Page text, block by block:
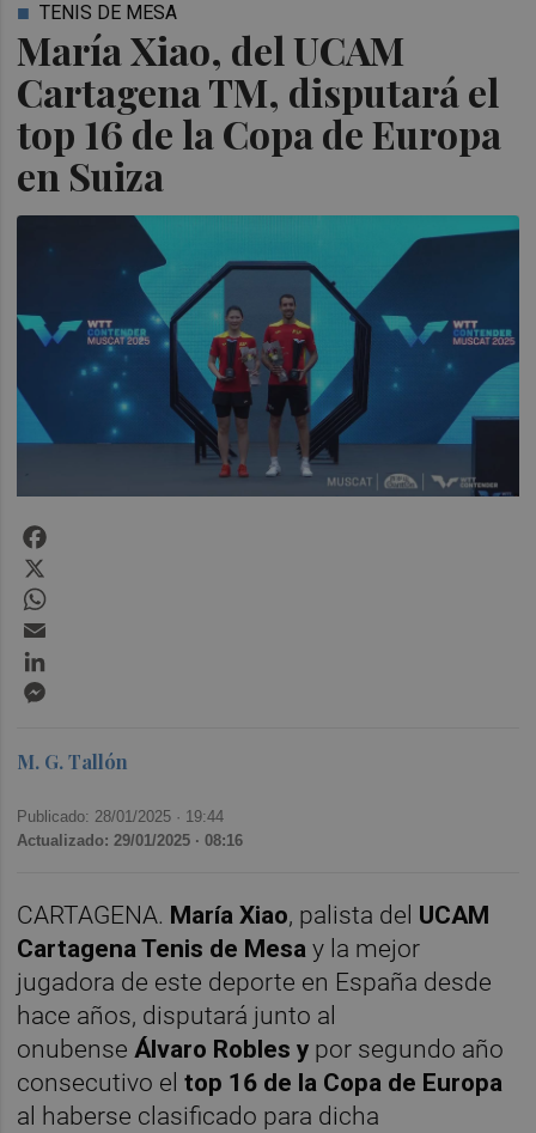
María Xiao, del UCAM
Cartagena TM, disputará el
top 16 de la Copa de Europa
en Suiza
TENIS DE MESA
M. G. Tallón
Publicado: 28/01/2025 · 19:44
Actualizado: 29/01/2025 · 08:16
CARTAGENA. María Xiao, palista del UCAM
Cartagena Tenis de Mesay la mejor
jugadora de este deporte en España desde
hace años, disputará junto al
onubense Álvaro Robles y por segundo año
consecutivo el top 16 de la Copa de Europa
al haberse clasificado para dicha